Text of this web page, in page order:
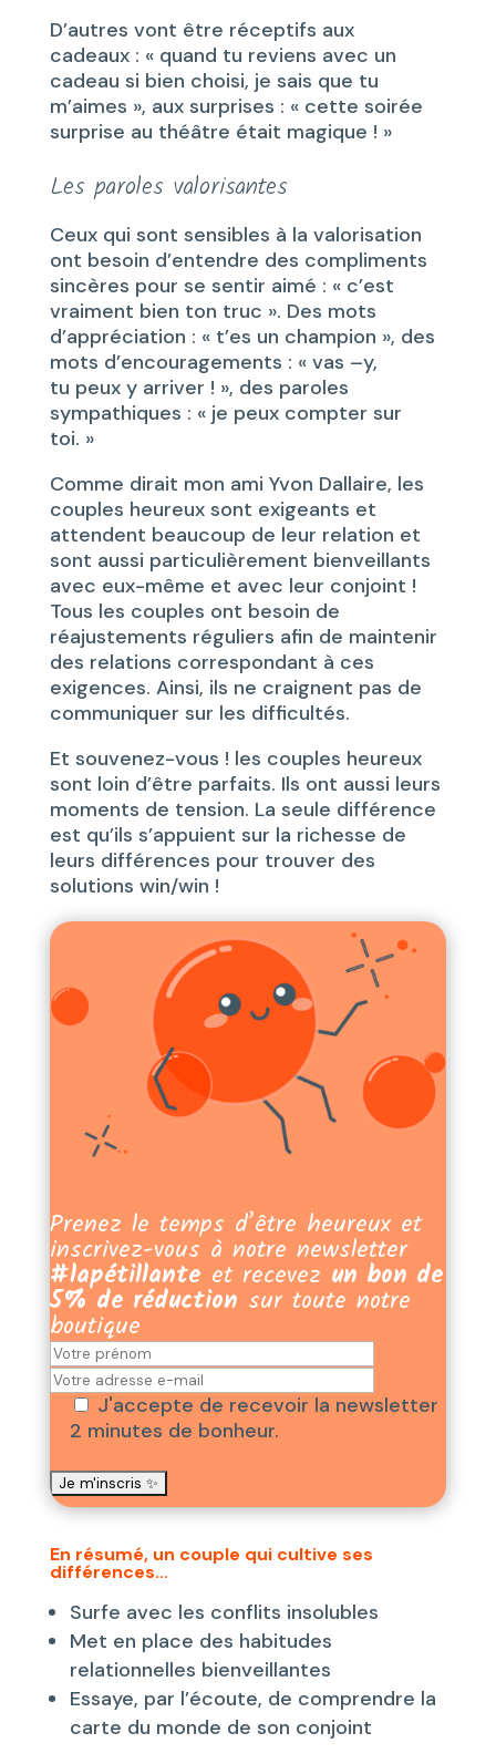
D’autres vont être réceptifs aux
cadeaux : « quand tu reviens avec un
cadeau si bien choisi, je sais que tu
m’aimes », aux surprises : « cette soirée
surprise au théâtre était magique ! »
Les paroles valorisantes
Ceux qui sont sensibles à la valorisation
ont besoin d’entendre des compliments
sincères pour se sentir aimé : « c’est
vraiment bien ton truc ». Des mots
d’appréciation : « t’es un champion », des
mots d’encouragements : « vas –y,
tu peux y arriver ! », des paroles
sympathiques : « je peux compter sur
toi. »
Comme dirait mon ami Yvon Dallaire, les
couples heureux sont exigeants et
attendent beaucoup de leur relation et
sont aussi particulièrement bienveillants
avec eux-même et avec leur conjoint !
Tous les couples ont besoin de
réajustements réguliers afin de maintenir
des relations correspondant à ces
exigences. Ainsi, ils ne craignent pas de
communiquer sur les difficultés.
Et souvenez-vous ! les couples heureux
sont loin d’être parfaits. Ils ont aussi leurs
moments de tension. La seule différence
est qu’ils s’appuient sur la richesse de
leurs différences pour trouver des
solutions win/win !
Prenez le temps d’être heureux et
inscrivez-vous à notre newsletter
#lapétillante et recevez un bon de
5% de réduction sur toute notre
boutique
J'accepte de recevoir la newsletter
2 minutes de bonheur.
En résumé, un couple qui cultive ses
différences…
Surfe avec les conflits insolubles
Met en place des habitudes
relationnelles bienveillantes
Essaye, par l’écoute, de comprendre la
carte du monde de son conjoint